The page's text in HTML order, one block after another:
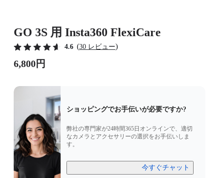
GO 3S 用 Insta360 FlexiCare
4.6 (30 レビュー)
6,800円
ショッピングでお手伝いが必要ですか?
弊社の専門家が24時間365日オンラインで、適切
なカメラとアクセサリーの選択をお手伝いしま
す。
今すぐチャット